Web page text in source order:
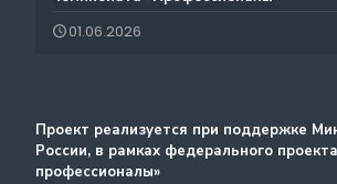
Методический портал
01.06.2026
Проект реализуется при поддержке
России, в рамках федерального
профессионалы»